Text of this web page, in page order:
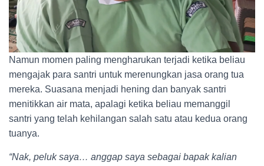
Namun momen paling mengharukan terjadi ketika beliau
mengajak para santri untuk merenungkan jasa orang tua
mereka. Suasana menjadi hening dan banyak santri
menitikkan air mata, apalagi ketika beliau memanggil
santri yang telah kehilangan salah satu atau kedua orang
tuanya.
“Nak, peluk saya… anggap saya sebagai bapak kalian